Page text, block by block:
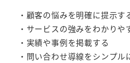
・顧客の悩みを明確に提示す
・サービスの強みをわかりや
・実績や事例を掲載する
・問い合わせ導線をシンプル